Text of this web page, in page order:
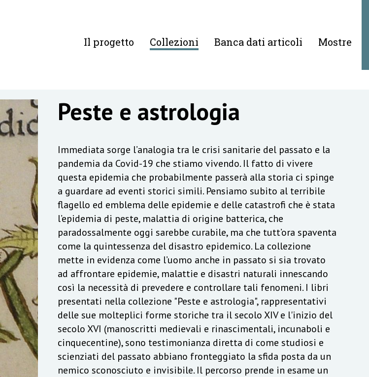
Il progetto Collezioni Banca dati articoli Mostre
Peste e astrologia
Immediata sorge l’analogia tra le crisi sanitarie del passato e la
pandemia da Covid-19 che stiamo vivendo. Il fatto di vivere
questa epidemia che probabilmente passerà alla storia ci spinge
a guardare ad eventi storici simili. Pensiamo subito al terribile
flagello ed emblema delle epidemie e delle catastrofi che è stata
l’epidemia di peste, malattia di origine batterica, che
paradossalmente oggi sarebbe curabile, ma che tutt’ora spaventa
come la quintessenza del disastro epidemico. La collezione
mette in evidenza come l’uomo anche in passato si sia trovato
ad affrontare epidemie, malattie e disastri naturali innescando
così la necessità di prevedere e controllare tali fenomeni. I libri
presentati nella collezione "Peste e astrologia", rappresentativi
delle sue molteplici forme storiche tra il secolo XIV e l'inizio del
secolo XVI (manoscritti medievali e rinascimentali, incunaboli e
cinquecentine), sono testimonianza diretta di come studiosi e
scienziati del passato abbiano fronteggiato la sfida posta da un
nemico sconosciuto e invisibile. Il percorso prende in esame un